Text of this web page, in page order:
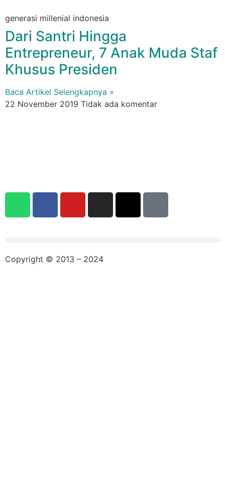
generasi millenial indonesia
Dari Santri Hingga
Entrepreneur, 7 Anak Muda Staf
Khusus Presiden
Baca Artikel Selengkapnya »
22 November 2019 Tidak ada komentar
Copyright © 2013 – 2024